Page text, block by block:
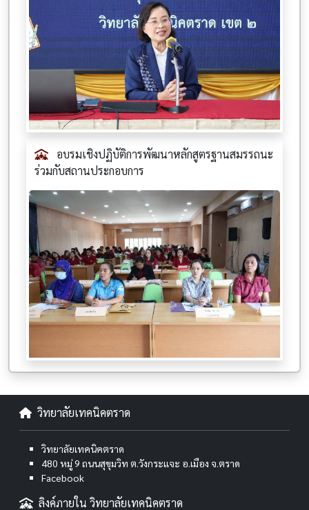
อบรมเชิงปฏิบัติการพัฒนาหลักสูตรฐานสมรรถนะ
ร่วมกับสถานประกอบการ
วิทยาลัยเทคนิคตราด
วิทยาลัยเทคนิคตราด
480 หมู่ 9 ถนนสุขุมวิท ต.วังกระแจะ อ.เมือง จ.ตราด
Facebook
ลิงค์ภายใน วิทยาลัยเทคนิคตราด